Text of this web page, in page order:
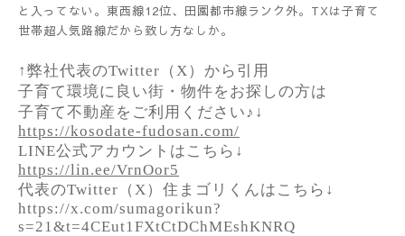
と入ってない。東西線12位、田園都市線ランク外。TXは子育て
世帯超人気路線だから致し方なしか。
↑弊社代表のTwitter（X）から引用
子育て環境に良い街・物件をお探しの方は
子育て不動産をご利用ください♪↓
https://kosodate-fudosan.com/
LINE公式アカウントはこちら↓
https://lin.ee/VrnOor5
代表のTwitter（X）住まゴリくんはこちら↓
https://x.com/sumagorikun?
s=21&t=4CEut1FXtCtDChMEshKNRQ